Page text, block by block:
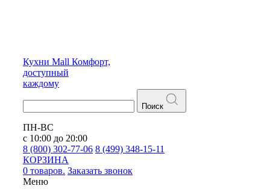
Кухни Mall Комфорт,
доступный
каждому
Поиск
ПН-ВС
с 10:00 до 20:00
8 (800) 302-77-06 8 (499) 348-15-11
КОРЗИНА
0 товаров. Заказать звонок
Меню